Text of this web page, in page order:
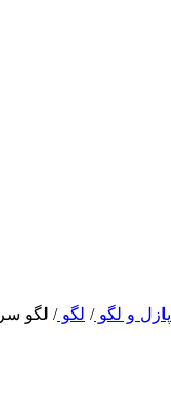
پازل و لگو/ لگو/ لگو